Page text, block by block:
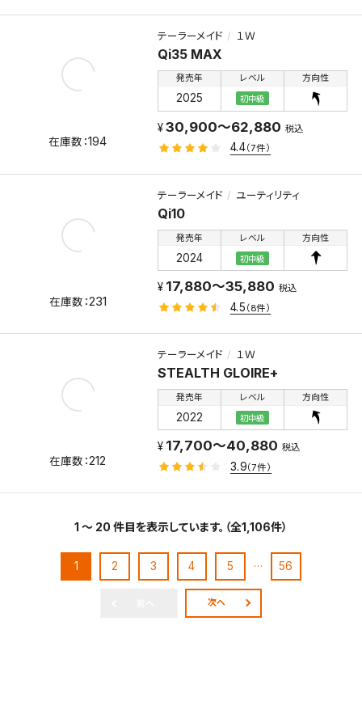
テーラーメイド １Ｗ
Qi35 MAX
発売年
2025
レベル
初中級
方向性
194
30,900～62,880 税込
4.4（7件）
テーラーメイド ユーティリティ
Qi10
発売年
2024
レベル
初中級
方向性
231
17,880～35,880 税込
4.5 （8件）
テーラーメイド １Ｗ
STEALTH GLOIRE+
発売年
2022
レベル
初中級
方向性
212
17,700～40,880 税込
3.9（7件）
1 ～ 20 件目を表示しています。（全1,106件）
1 2 3 4 5 … 56
次へ